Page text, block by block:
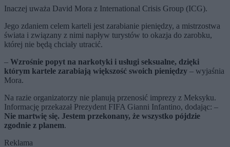
Inaczej uważa David Mora z International Crisis Group (ICG).
Jego zdaniem celem karteli jest zarabianie pieniędzy, a mistrzostwa
świata i związany z nimi napływ turystów to okazja do zarobku,
której nie będą chciały utracić.
– Wzrośnie popyt na narkotyki i usługi seksualne, dzięki
którym kartele zarabiają większość swoich pieniędzy – wyjaśnia
Mora.
Na razie organizatorzy nie planują przenosić imprezy z Meksyku.
Informację przekazał Prezydent FIFA Gianni Infantino, dodając: –
Nie martwię się. Jestem przekonany, że wszystko pójdzie
zgodnie z planem.
Reklama